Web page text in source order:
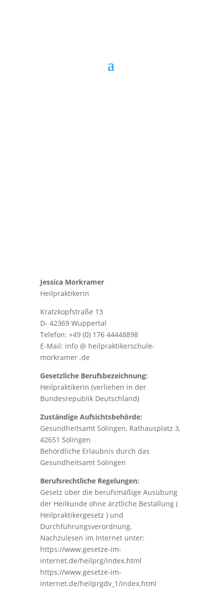
Jessica Morkramer
Heilpraktikerin
Kratzkopfstraße 13
D- 42369 Wuppertal
Telefon: +49 (0) 176 44448898
E-Mail: info @ heilpraktikerschule-
morkramer .de
Gesetzliche Berufsbezeichnung:
Heilpraktikerin (verliehen in der
Bundesrepublik Deutschland)
Zuständige Aufsichtsbehörde:
Gesundheitsamt Solingen, Rathausplatz 3,
42651 Solingen
Behördliche Erlaubnis durch das
Gesundheitsamt Solingen
Berufsrechtliche Regelungen:
Gesetz über die berufsmäßige Ausübung
der Heilkunde ohne ärztliche Bestallung (
Heilpraktikergesetz ) und
Durchführungsverordnung.
Nachzulesen im Internet unter:
https://www.gesetze-im-
internet.de/heilprg/index.html
https://www.gesetze-im-
internet.de/heilprgdv_1/index.html